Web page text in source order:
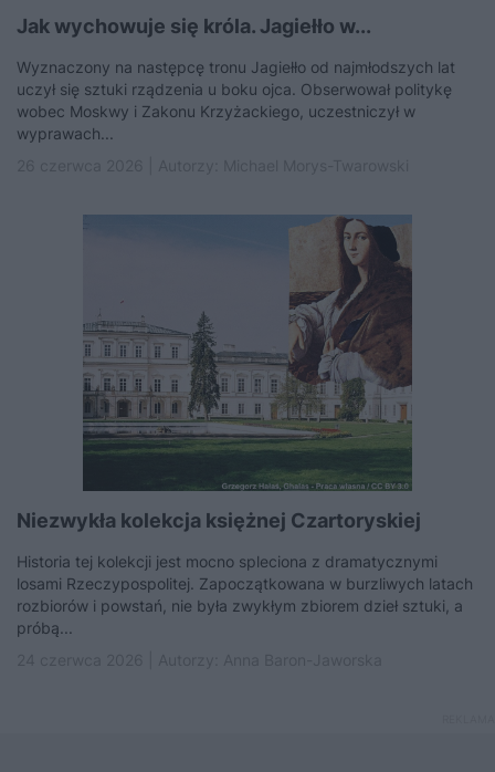
Jak wychowuje się króla. Jagiełło w...
Wyznaczony na następcę tronu Jagiełło od najmłodszych lat
uczył się sztuki rządzenia u boku ojca. Obserwował politykę
wobec Moskwy i Zakonu Krzyżackiego, uczestniczył w
wyprawach...
Niezwykła kolekcja księżnej Czartoryskiej
Historia tej kolekcji jest mocno spleciona z dramatycznymi
losami Rzeczypospolitej. Zapoczątkowana w burzliwych latach
rozbiorów i powstań, nie była zwykłym zbiorem dzieł sztuki, a
próbą...